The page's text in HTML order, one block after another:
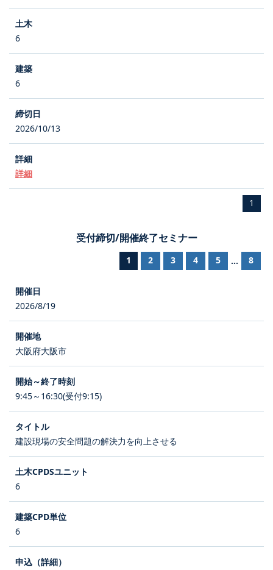
6
6
2026/10/13
詳細
1
受付締切/開催終了セミナー
1 2 3 4 5 ... 8
2026/8/19
大阪府大阪市
9:45～16:30(受付9:15)
建設現場の安全問題の解決力を向上させる
6
6